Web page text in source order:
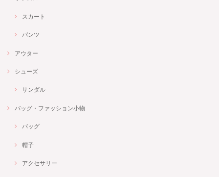
スカート
パンツ
アウター
シューズ
サンダル
バッグ・ファッション小物
バッグ
帽子
アクセサリー